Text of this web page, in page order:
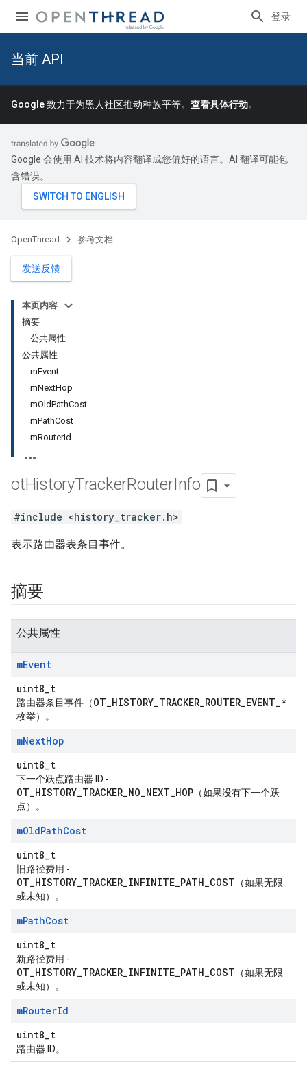
登录
当前 API
Google 致力于为黑人社区推动种族平等。 查看具体行动。
Google 会使用 AI 技术将内容翻译成您偏好的语言。AI 翻译可能包
含错误。
OpenThread 参考文档
发送反馈
本页内容
摘要
公共属性
公共属性
mEvent
mNextHop
mOldPathCost
mPathCost
mRouterId
otHistoryTrackerRouterInfo
#include <history_tracker.h>
表示路由器表条目事件。
摘要
公共属性
mEvent
uint8_t
路由器条目事件（OT_HISTORY_TRACKER_ROUTER_EVENT_*
枚举）。
mNextHop
uint8_t
下一个跃点路由器 ID -
OT_HISTORY_TRACKER_NO_NEXT_HOP （如果没有下一个跃
点）。
mOldPathCost
uint8_t
旧路径费用 -
OT_HISTORY_TRACKER_INFINITE_PATH_COST （如果无限
或未知）。
mPathCost
uint8_t
新路径费用 -
OT_HISTORY_TRACKER_INFINITE_PATH_COST （如果无限
或未知）。
mRouterId
uint8_t
路由器 ID。